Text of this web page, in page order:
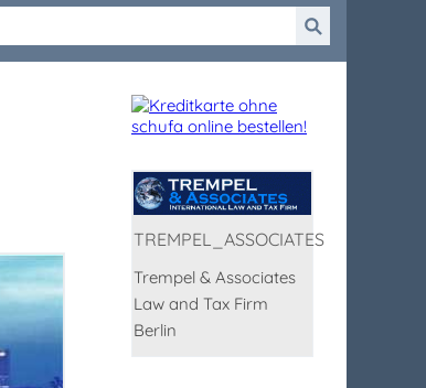
TREMPEL_ASSOCIATES
Trempel & Associates
Law and Tax Firm
Berlin